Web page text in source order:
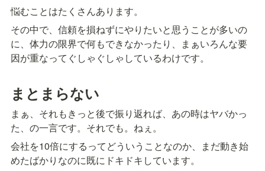
悩むことはたくさんあります。
その中で、信頼を損ねずにやりたいと思うことが多いの
に、体力の限界で何もできなかったり、まぁいろんな要
因が重なってぐしゃぐしゃしているわけです。
まとまらない
まぁ、それもきっと後で振り返れば、あの時はヤバかっ
た、の一言です。それでも。ねぇ。
会社を10倍にするってどういうことなのか、まだ動き始
めたばかりなのに既にドキドキしています。